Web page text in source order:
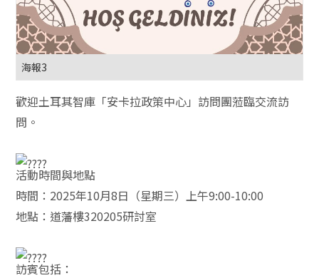
海報3
歡迎土耳其智庫「安卡拉政策中心」訪問團蒞臨交流訪
問。
活動時間與地點
時間：2025年10月8日（星期三）上午9:00-10:00
地點：道藩樓320205研討室
訪賓包括：